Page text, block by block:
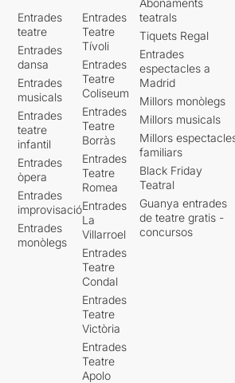
Entrades
teatre
Entrades
dansa
Entrades
musicals
Entrades
teatre
infantil
Entrades
òpera
Entrades
improvisació
Entrades
monòlegs
Entrades
Teatre
Tívoli
Entrades
Teatre
Coliseum
Entrades
Teatre
Borràs
Entrades
Teatre
Romea
Entrades
La
Villarroel
Entrades
Teatre
Condal
Entrades
Teatre
Victòria
Entrades
Teatre
Apolo
teatrals
Tiquets Regal
Entrades
espectacles a
Madrid
Millors monòlegs
Millors musicals
Millors
familiars
Black Friday
Teatral
Guanya entrades
de teatre gratis -
concursos